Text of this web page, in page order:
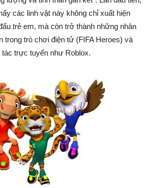
các linh vật này không chỉ xuất hiện
trẻ em, mà còn trở thành những nhân
trong trò chơi điện tử (FIFA Heroes) và
trực tuyến như Roblox.